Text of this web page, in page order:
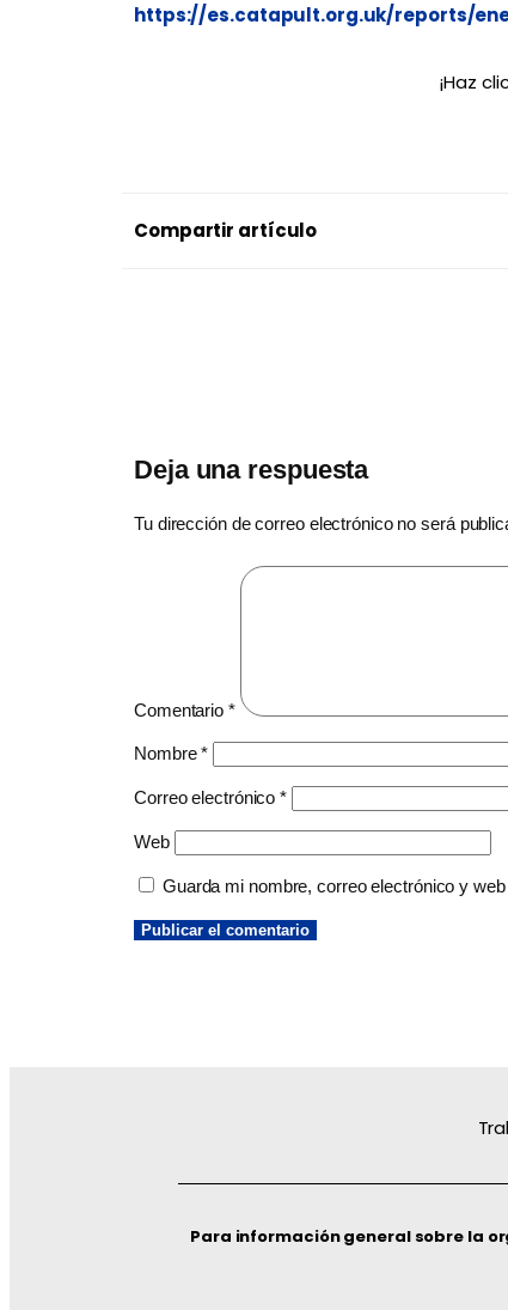
https://es.catapult.org.uk/reports/
¡Haz
Compartir artículo
Deja una respuesta
Tu dirección de correo electrónico no será
Comentario *
Nombre*
Correo electrónico*
Web
Guarda mi nombre, correo electrónico y
Para información general sobre la